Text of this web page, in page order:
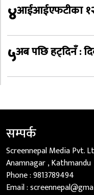
४आईआईएफटीका १२८
५अब पछि हट्दिनँ :
सम्पर्क
Screennepal Media Pvt.
Anamnagar , Kathmandu
Phone :9813789494
Email :